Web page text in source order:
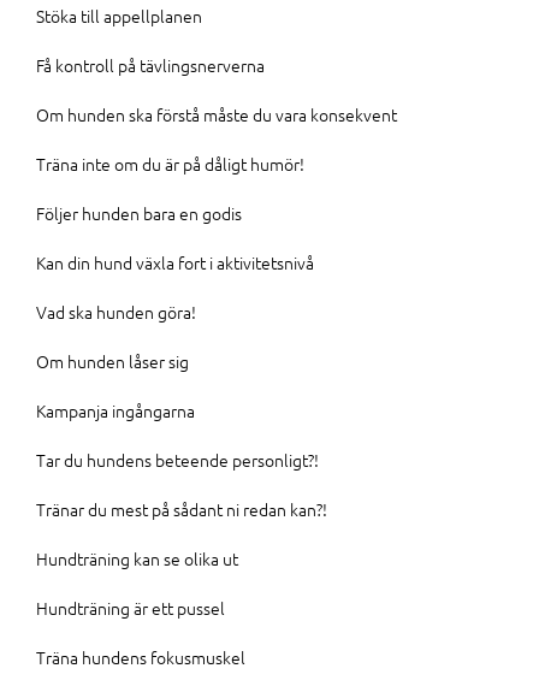
Stöka till appellplanen
Få kontroll på tävlingsnerverna
Om hunden ska förstå måste du vara konsekvent
Träna inte om du är på dåligt humör!
Följer hunden bara en godis
Kan din hund växla fort i aktivitetsnivå
Vad ska hunden göra!
Om hunden låser sig
Kampanja ingångarna
Tar du hundens beteende personligt?!
Tränar du mest på sådant ni redan kan?!
Hundträning kan se olika ut
Hundträning är ett pussel
Träna hundens fokusmuskel